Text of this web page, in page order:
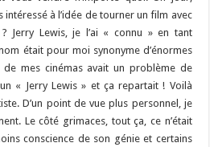
intéressé à l’idée de tourner un film avec
Jerry Lewis, je l’ai « connu » en tant
était pour moi synonyme d’énormes
de mes cinémas avait un problème de
« Jerry Lewis » et ça repartait ! Voilà
D’un point de vue plus personnel, je
Le côté grimaces, tout ça, ce n’était
conscience de son génie et certains